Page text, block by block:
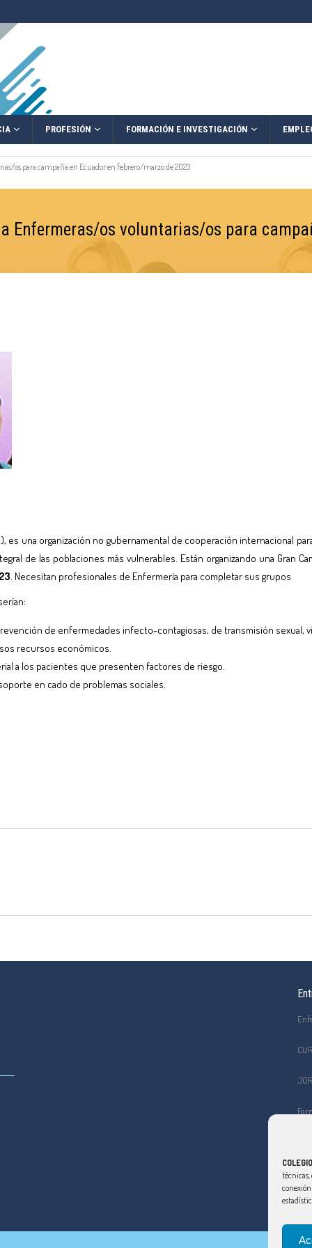
PROFESIÓN FORMACIÓN E INVESTIGACIÓN
os para campaña en Ecuador en febrero/marzo de 2023
Enfermeras/os voluntarias/os para
es una organización no gubernamental de cooperación internacional
de las poblaciones más vulnerables. Están organizando una Gran
. Necesitan profesionales de Enfermería para completar sus grupos
de enfermedades infecto-contagiosas, de transmisión sexual,
recursos económicos.
a los pacientes que presenten factores de riesgo.
en cado de problemas sociales.